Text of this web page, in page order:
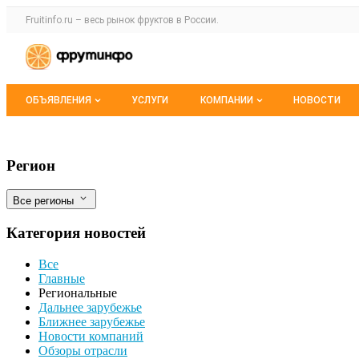
Раздел навигации по сайту fruitinfo.ru
Fruitinfo.ru – весь рынок фруктов в России.
Авторизация и меню пользователя
Навигация по разделам сайта fruitinfo.ru
ОБЪЯВЛЕНИЯ
Мои объявления
УСЛУГИ КОМПАНИИ НОВОСТИ
Экспорт рапсового масла из Мордовии
Фильтры
Регион
Все регионы
Категория новостей
Все
Главные
Региональные
Дальнее зарубежье
Ближнее зарубежье
Новости компаний
Обзоры отрасли